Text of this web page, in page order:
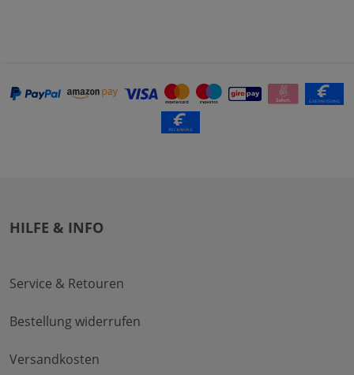
HILFE & INFO
Service & Retouren
Bestellung widerrufen
Versandkosten